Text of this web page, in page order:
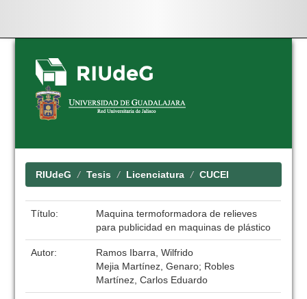
Skip
navigation
RIUdeG Tesis Licenciatura CUCEI
Título:
Maquina termoformadora de relieves
para publicidad en maquinas de plástico
Autor:
Ramos Ibarra, Wilfrido
Mejia Martínez, Genaro; Robles
Martínez, Carlos Eduardo